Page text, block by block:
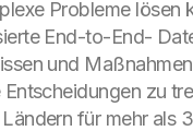
Probleme lösen
End-to-End-
und
zu
Ländern für mehr als